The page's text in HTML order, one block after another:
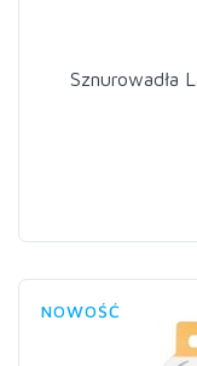
Sznurowadła
NOWOŚĆ